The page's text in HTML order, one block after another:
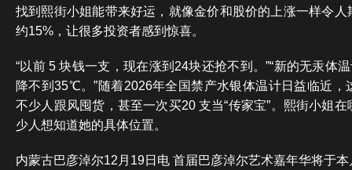
找到熙街小姐能带来好运，就像金价和股价的上涨一样令
约15%，让很多投资者感到惊喜。
“以前 5 块钱一支，现在涨到24块还抢不到。”“新的无汞体
降不到35℃。”随着2026年全国禁产水银体温计日益临近，
不少人跟风囤货，甚至一次买20 支当“传家宝”。熙街小姐
少人想知道她的具体位置。
内蒙古巴彦淖尔12月19日电 首届巴彦淖尔艺术嘉年华将于